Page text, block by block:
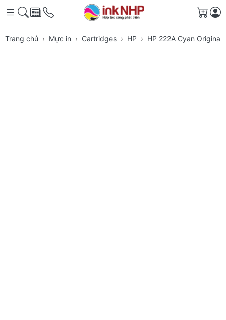
Giỏ
Trang chủ Mực in Cartridges HP HP 222A Cyan Original